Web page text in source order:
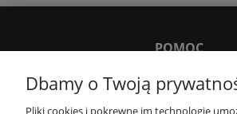
POMOC
MOJE KONTO
Dbamy o Twoją
Pliki cookies i pokrewne im technologie